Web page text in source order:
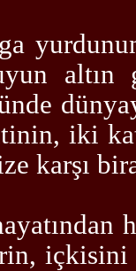
iki
karşı
içkisini